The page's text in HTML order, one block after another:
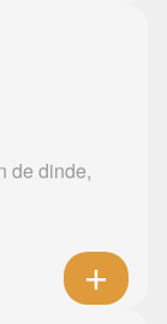
de dinde,